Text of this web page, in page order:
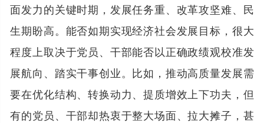
面发力的关键时期，发展任务重、改革攻坚难、民
生期盼高。能否如期实现经济社会发展目标，很大
程度上取决于党员、干部能否以正确政绩观校准发
展航向、踏实干事创业。比如，推动高质量发展需
要在优化结构、转换动力、提质增效上下功夫，但
有的党员、干部却热衷于整大场面、拉大摊子，甚